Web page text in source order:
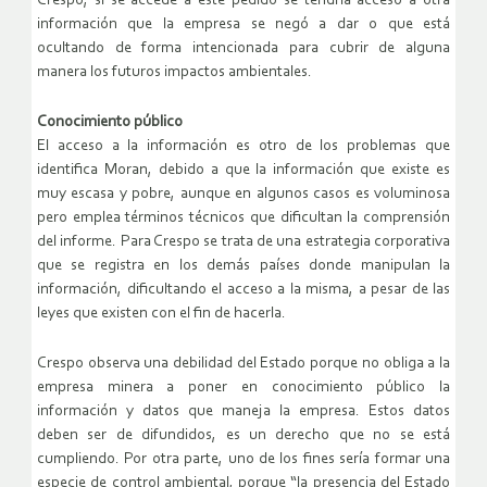
información que la empresa se negó a dar o que está
ocultando de forma intencionada para cubrir de alguna
manera los futuros impactos ambientales.
Conocimiento público
El acceso a la información es otro de los problemas que
identifica Moran, debido a que la información que existe es
muy escasa y pobre, aunque en algunos casos es voluminosa
pero emplea términos técnicos que dificultan la comprensión
del informe. Para Crespo se trata de una estrategia corporativa
que se registra en los demás países donde manipulan la
información, dificultando el acceso a la misma, a pesar de las
leyes que existen con el fin de hacerla.
Crespo observa una debilidad del Estado porque no obliga a la
empresa minera a poner en conocimiento público la
información y datos que maneja la empresa. Estos datos
deben ser de difundidos, es un derecho que no se está
cumpliendo. Por otra parte, uno de los fines sería formar una
especie de control ambiental, porque “la presencia del Estado